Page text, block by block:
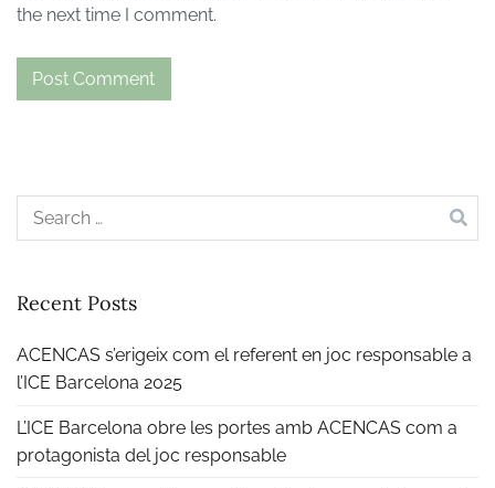
the next time I comment.
Search
for:
Recent Posts
ACENCAS s’erigeix com el referent en joc responsable a
l’ICE Barcelona 2025
L’ICE Barcelona obre les portes amb ACENCAS com a
protagonista del joc responsable